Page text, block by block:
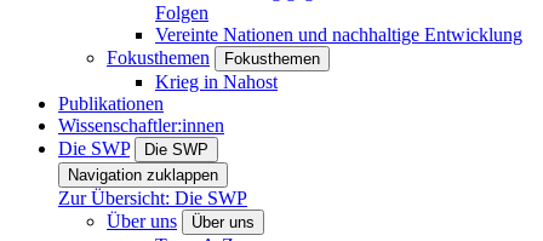
Folgen
Vereinte Nationen und nachhaltige Entwicklung
Fokusthemen
Fokusthemen
Krieg in Nahost
Publikationen
Wissenschaftler:innen
Die SWP
Die SWP
Navigation zuklappen
Zur Übersicht: Die SWP
Über uns
Über uns